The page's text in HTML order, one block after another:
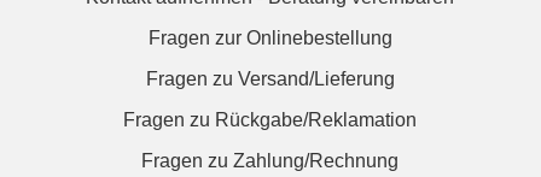
Fragen zur Onlinebestellung
Fragen zu Versand/Lieferung
Fragen zu Rückgabe/Reklamation
Fragen zu Zahlung/Rechnung